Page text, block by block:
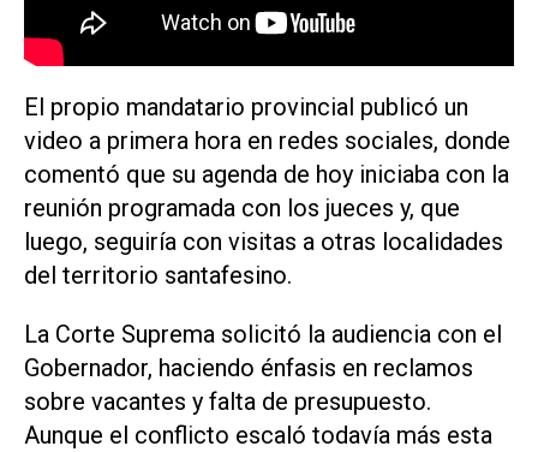
El propio mandatario provincial publicó un
video a primera hora en redes sociales, donde
comentó que su agenda de hoy iniciaba con la
reunión programada con los jueces y, que
luego, seguiría con visitas a otras localidades
del territorio santafesino.
La Corte Suprema solicitó la audiencia con el
Gobernador, haciendo énfasis en reclamos
sobre vacantes y falta de presupuesto.
Aunque el conflicto escaló todavía más esta